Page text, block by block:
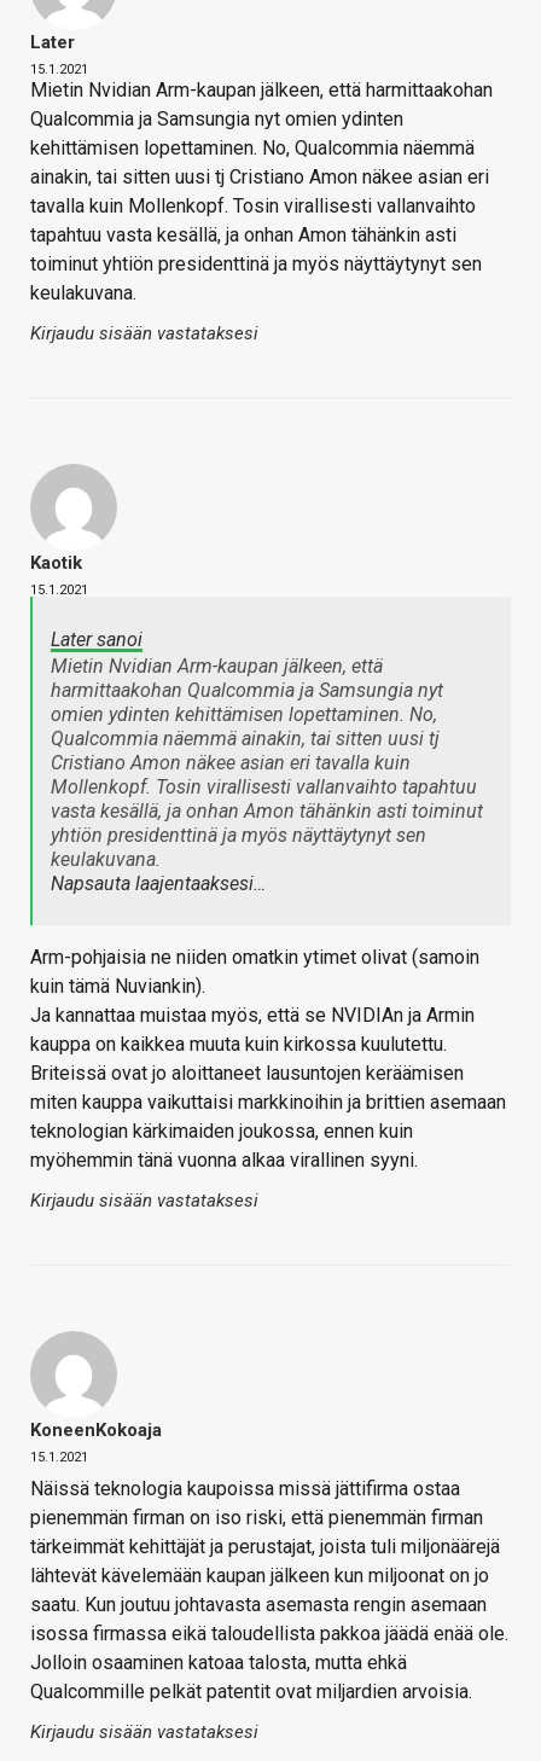
Later
15.1.2021
Mietin Nvidian Arm-kaupan jälkeen, että harmittaakohan
Qualcommia ja Samsungia nyt omien ydinten
kehittämisen lopettaminen. No, Qualcommia näemmä
ainakin, tai sitten uusi tj Cristiano Amon näkee asian eri
tavalla kuin Mollenkopf. Tosin virallisesti vallanvaihto
tapahtuu vasta kesällä, ja onhan Amon tähänkin asti
toiminut yhtiön presidenttinä ja myös näyttäytynyt sen
keulakuvana.
Kirjaudu sisään vastataksesi
Kaotik
15.1.2021
Later sanoi
Mietin Nvidian Arm-kaupan jälkeen, että
harmittaakohan Qualcommia ja Samsungia nyt
omien ydinten kehittämisen lopettaminen. No,
Qualcommia näemmä ainakin, tai sitten uusi tj
Cristiano Amon näkee asian eri tavalla kuin
Mollenkopf. Tosin virallisesti vallanvaihto tapahtuu
vasta kesällä, ja onhan Amon tähänkin asti toiminut
yhtiön presidenttinä ja myös näyttäytynyt sen
keulakuvana.
Napsauta laajentaaksesi…
Arm-pohjaisia ne niiden omatkin ytimet olivat (samoin
kuin tämä Nuviankin).
Ja kannattaa muistaa myös, että se NVIDIAn ja Armin
kauppa on kaikkea muuta kuin kirkossa kuulutettu.
Briteissä ovat jo aloittaneet lausuntojen keräämisen
miten kauppa vaikuttaisi markkinoihin ja brittien asemaan
teknologian kärkimaiden joukossa, ennen kuin
myöhemmin tänä vuonna alkaa virallinen syyni.
Kirjaudu sisään vastataksesi
KoneenKokoaja
15.1.2021
Näissä teknologia kaupoissa missä jättifirma ostaa
pienemmän firman on iso riski, että pienemmän firman
tärkeimmät kehittäjät ja perustajat, joista tuli miljonäärejä
lähtevät kävelemään kaupan jälkeen kun miljoonat on jo
saatu. Kun joutuu johtavasta asemasta rengin asemaan
isossa firmassa eikä taloudellista pakkoa jäädä enää ole.
Jolloin osaaminen katoaa talosta, mutta ehkä
Qualcommille pelkät patentit ovat miljardien arvoisia.
Kirjaudu sisään vastataksesi